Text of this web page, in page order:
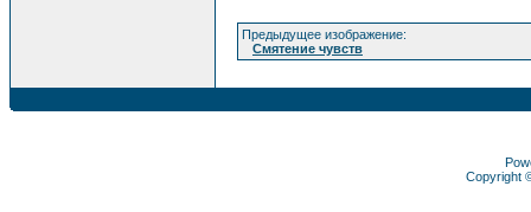
Предыдущее изображение:
Смятение чувств
Copyright